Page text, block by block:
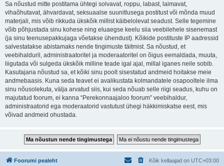
Sa nõustud mitte postitama ühtegi solvavat, roppu, labast, laimavat,
vihaõhutavat, ähvardavat, seksuaalse suunitlusega postitust või mõnda muud
materjali, mis võib rikkuda ükskõik millist käibelolevat seadust. Selle tegemine
võib põhjustada sinu kohese ning eluaegse keelu siia veebilehele sisenemast
(ja sinu teenusepakkujaga võetakse ühendust). Kõikide postituste IP aadressid
salvestatakse abistamaks nende tingimuste täitmist. Sa nõustud, et
veebihalduril, administraatoritel ja moderaatoritel on õigus eemaldada, muuta,
liigutada või sulgeda ükskõik milline teade igal ajal, millal iganes neile sobib.
Kasutajana nõustud sa, et kõiki sinu poolt sisestatud andmeid hoitakse meie
andmebaasis. Kuna seda teavet ei avalikustata kolmandatele osapooltele ilma
sinu nõusolekuta, välja arvatud siis, kui seda nõuab selle riigi seadus, kuhu on
majutatud foorum, ei kanna “Perekonnaajaloo foorum” veebihaldur,
administraatorid ega moderaatorid vastutust ühegi häkkimiskatse eest, mis
võivad andmeid ohustada.
Foorumi pealeht Kõik kellaajad on UTC+03:00